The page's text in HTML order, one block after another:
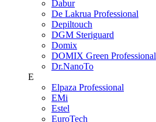
Dabur
De Lakrua Professional
Depiltouch
DGM Steriguard
Domix
DOMIX Green Professional
Dr.NanoTo
E
Elpaza Professional
EMi
Estel
EuroTech